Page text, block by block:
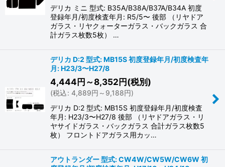
デリカ ミニ 型式: B35A/B38A/B37A/B34A 初度
登録年月/初度検査年月: R5/5〜 後部 （リヤドア
ガラス・リヤクォーターガラス・バックガラス 合
計ガラス枚数5枚） …
デリカ D:2 型式: MB15S 初度登録年月/初度検査年
月: H23/3〜H27/8
4,444円～8,352円(税別)
(税込: 4,889円 ～9,188円)
デリカ D:2 型式: MB15S 初度登録年月/初度検査
年月: H23/3〜H27/8 後部 （リヤドアガラス・リ
ヤサイドガラス・バックガラス 合計ガラス枚数5
枚） フロントドアガラス用カッ…
アウトランダー 型式: CW4W/CW5W/CW6W 初